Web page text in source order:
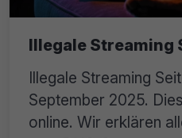
Illegale Streaming
Illegale Streaming
September 2025.
online. Wir erklären